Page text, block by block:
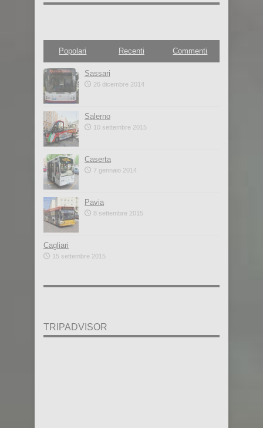
Popolari Recenti Commenti
Sassari
26 dicembre 2014
Salerno
10 settembre 2015
Caserta
7 gennaio 2014
Pavia
8 settembre 2015
Cagliari
15 settembre 2015
TRIPADVISOR